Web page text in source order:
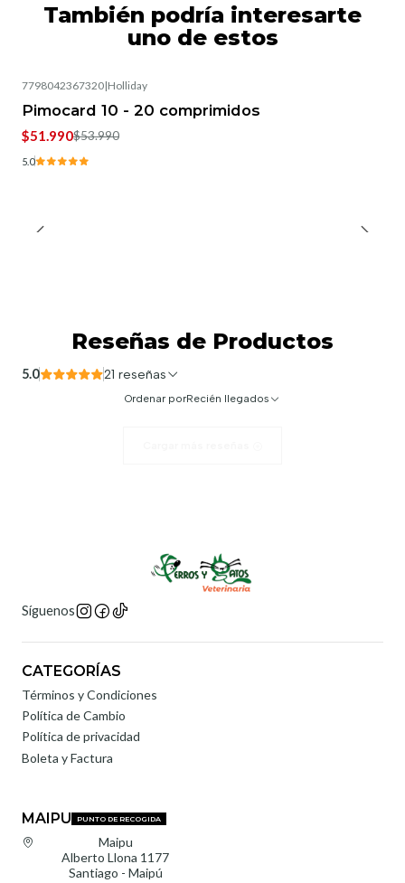
También podría interesarte
uno de estos
7798042367320|Holliday
Pimocard 10 - 20 comprimidos
$51.990$53.990
5.0
Reseñas de Productos
5.0 21 reseñas
Ordenar porRecién llegados
Síguenos
CATEGORÍAS
Términos y Condiciones
Política de Cambio
Política de privacidad
Boleta y Factura
MAIPU PUNTO DE RECOGIDA
Maipu
Alberto Llona 1177
Santiago - Maipú